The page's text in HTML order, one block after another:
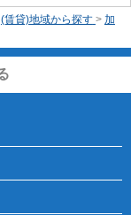
(賃貸)地域から探す > 加